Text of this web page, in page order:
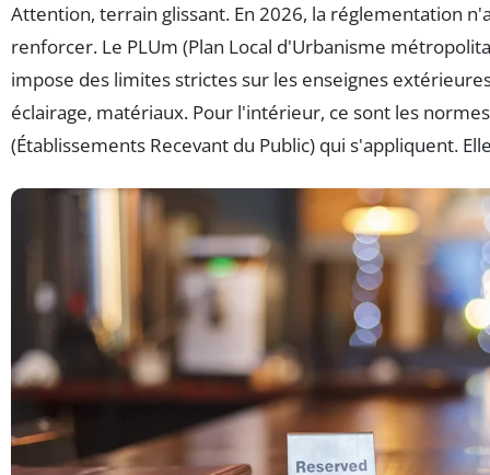
Attention, terrain glissant. En 2026, la réglementation
renforcer. Le PLUm (Plan Local d'Urbanisme
impose des limites strictes sur les enseignes
éclairage, matériaux. Pour l'intérieur, ce sont les normes
(Établissements Recevant du Public) qui s'appliquent.